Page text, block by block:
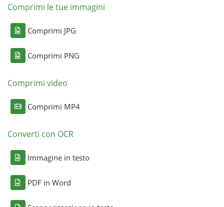
Comprimi le tue immagini
Comprimi JPG
Comprimi PNG
Comprimi video
Comprimi MP4
Converti con OCR
Immagine in testo
PDF in Word